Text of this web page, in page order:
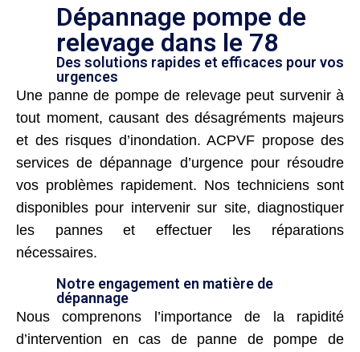
Dépannage pompe de
relevage dans le 78
Des solutions rapides et efficaces pour vos
urgences
Une panne de pompe de relevage peut survenir à
tout moment, causant des désagréments majeurs
et des risques d’inondation. ACPVF propose des
services de dépannage d’urgence pour résoudre
vos problèmes rapidement. Nos techniciens sont
disponibles pour intervenir sur site, diagnostiquer
les pannes et effectuer les réparations
nécessaires.
Notre engagement en matière de
dépannage
Nous comprenons l’importance de la rapidité
d’intervention en cas de panne de pompe de